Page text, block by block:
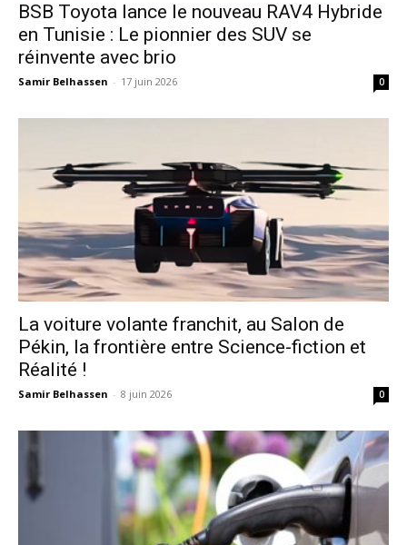
​BSB Toyota lance le nouveau RAV4 Hybride
en Tunisie : Le pionnier des SUV se
réinvente avec brio
Samir Belhassen - 17 juin 2026 0
La voiture volante franchit, au Salon de
Pékin, la frontière entre Science-fiction et
Réalité !
Samir Belhassen - 8 juin 2026 0